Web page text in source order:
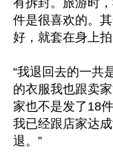
有拆封。旅游时
件是很喜欢的。
好，就套在身上
“我退回去的一共
的衣服我也跟卖
家也不是发了18
我已经跟店家达
退。”